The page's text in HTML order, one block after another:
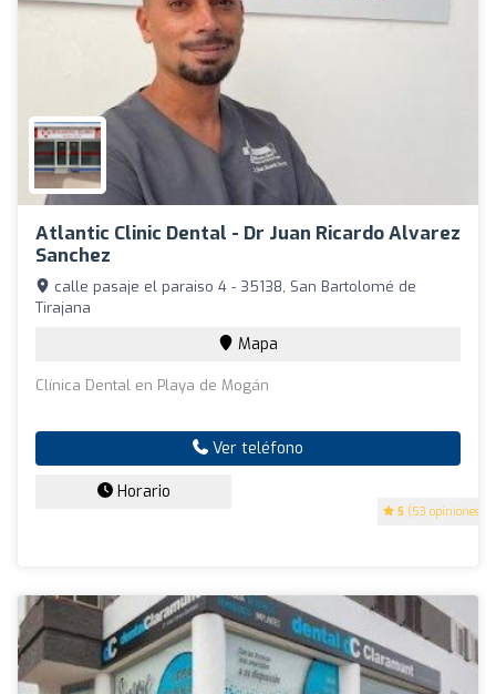
Atlantic Clinic Dental - Dr Juan Ricardo Alvarez
Sanchez
5 (53 opiniones)
calle pasaje el paraiso 4 - 35138, San Bartolomé de
Tirajana
Mapa
Clínica Dental en Playa de Mogán
Ver teléfono
Horario